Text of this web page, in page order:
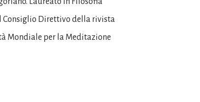
Consiglio Direttivo della rivista
Mondiale per la Meditazione